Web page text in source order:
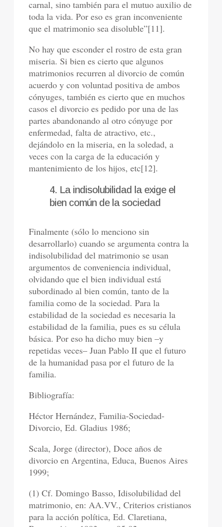
carnal, sino también para el mutuo auxilio de
toda la vida. Por eso es gran inconveniente
que el matrimonio sea disoluble”[11].
No hay que esconder el rostro de esta gran
miseria. Si bien es cierto que algunos
matrimonios recurren al divorcio de común
acuerdo y con voluntad positiva de ambos
cónyuges, también es cierto que en muchos
casos el divorcio es pedido por una de las
partes abandonando al otro cónyuge por
enfermedad, falta de atractivo, etc.,
dejándolo en la miseria, en la soledad, a
veces con la carga de la educación y
mantenimiento de los hijos, etc[12].
4. La indisolubilidad la exige el
bien común de la sociedad
Finalmente (sólo lo menciono sin
desarrollarlo) cuando se argumenta contra la
indisolubilidad del matrimonio se usan
argumentos de conveniencia individual,
olvidando que el bien individual está
subordinado al bien común, tanto de la
familia como de la sociedad. Para la
estabilidad de la sociedad es necesaria la
estabilidad de la familia, pues es su célula
básica. Por eso ha dicho muy bien –y
repetidas veces– Juan Pablo II que el futuro
de la humanidad pasa por el futuro de la
familia.
Bibliografía:
Héctor Hernández, Familia-Sociedad-
Divorcio, Ed. Gladius 1986;
Scala, Jorge (director), Doce años de
divorcio en Argentina, Educa, Buenos Aires
1999;
(1) Cf. Domingo Basso, Idisolubilidad del
matrimonio, en: AA.VV., Criterios cristianos
para la acción política, Ed. Claretiana,